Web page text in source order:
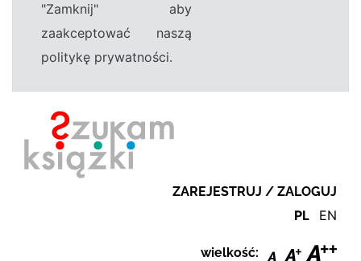
"Zamknij" aby
zaakceptować naszą
politykę prywatności.
ZAREJESTRUJ / ZALOGUJ
PL EN
wielkość: